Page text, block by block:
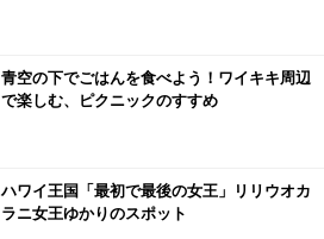
青空の下でごはんを食べよう！ワイキキ周辺
で楽しむ、ピクニックのすすめ
ハワイ王国「最初で最後の女王」リリウオカ
ラニ女王ゆかりのスポット